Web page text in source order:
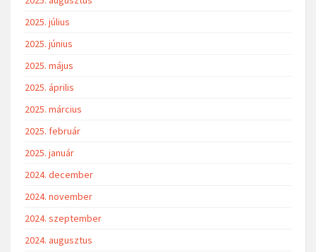
2025. július
2025. június
2025. május
2025. április
2025. március
2025. február
2025. január
2024. december
2024. november
2024. szeptember
2024. augusztus